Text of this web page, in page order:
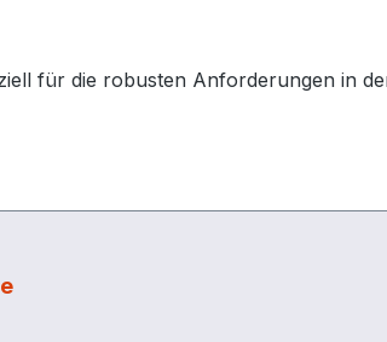
für die robusten Anforderungen in